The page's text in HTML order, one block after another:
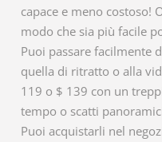
capace e meno costoso!
modo che sia più facile
Puoi passare facilmente
quella di ritratto o alla
119 o $ 139 con un
tempo o scatti
Puoi acquistarli nel